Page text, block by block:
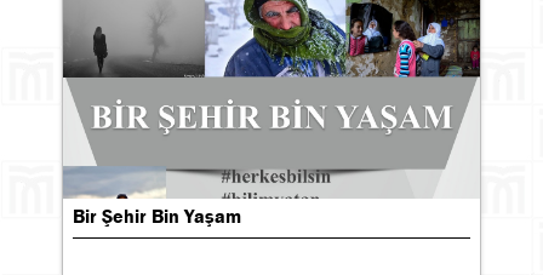
Bir Şehir Bin Yaşam